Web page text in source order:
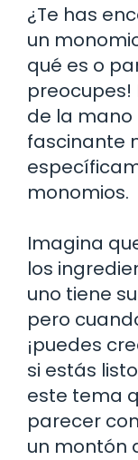
¿Te has
un
qué es o
preocupes!
de la
fascinante
monomios.
Imagina
los
uno tiene
pero
¡puedes
si estás
este tema
parecer
un montón